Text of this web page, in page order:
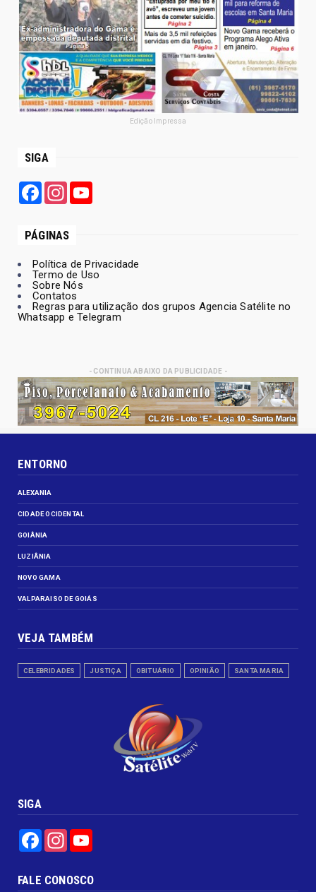
Edição Impressa
SIGA
FacebookInstagram
PÁGINAS
Política de Privacidade
Termo de Uso
Sobre Nós
Contatos
Regras para utilização dos grupos Agencia Satélite no
Whatsapp e Telegram
- CONTINUA ABAIXO DA PUBLICIDADE -
ENTORNO
ALEXANIA
CIDADE OCIDENTAL
GOIÂNIA
LUZIÂNIA
NOVO GAMA
VALPARAISO DE GOIÁS
VEJA TAMBÉM
CELEBRIDADES JUSTIÇA OBITUÁRIO OPINIÃO SANTA MARIA
SIGA
FacebookInstagram
FALE CONOSCO